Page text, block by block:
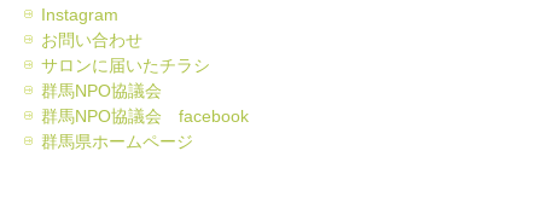
Instagram
お問い合わせ
サロンに届いたチラシ
群馬NPO協議会
群馬NPO協議会 facebook
群馬県ホームページ